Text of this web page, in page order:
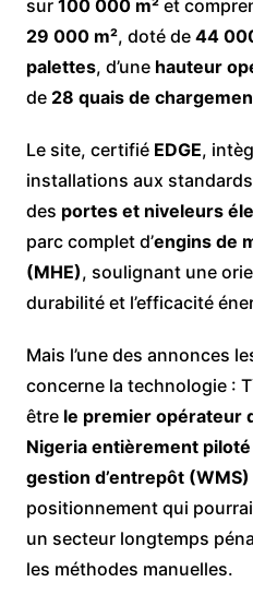
sur 100 000 m²et
29 000 m², doté de 44
palettes, d’une hauteur
de 28 quais de
Le site, certifié EDGE,
installations aux
des portes et niveleurs
parc complet d’engins de
(MHE), soulignant une
durabilité et l’efficacité
Mais l’une des annonces
concerne la technologie :
être le premier opérateur
Nigeria entièrement
gestion d’entrepôt
positionnement qui
un secteur longtemps
les méthodes manuelles.